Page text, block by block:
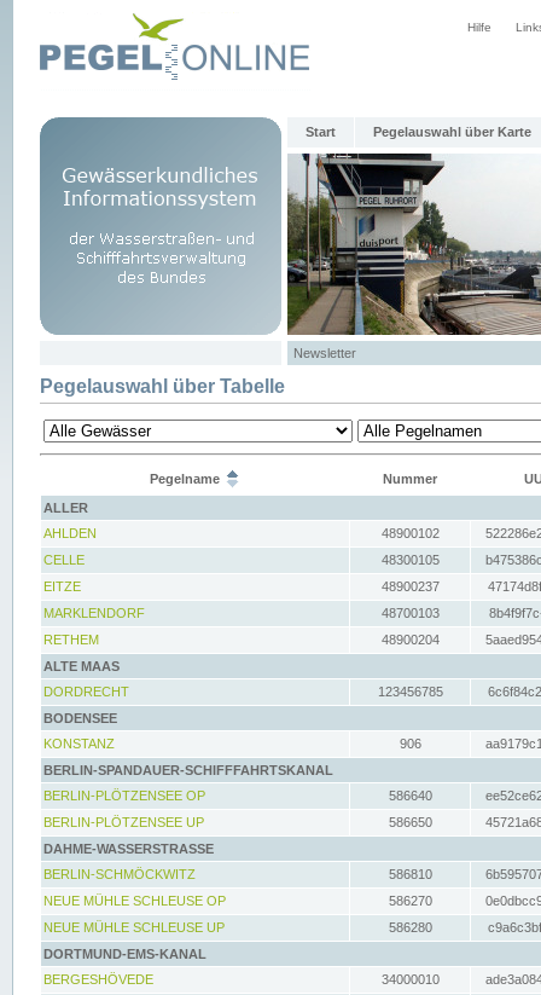
Hilfe
Start Pegelauswahl über Karte
Newsletter
Pegelauswahl über Tabelle
Pegelname Nummer
ALLER
AHLDEN
48900102
CELLE
48300105
EITZE
48900237
MARKLENDORF
48700103
RETHEM
48900204
ALTE MAAS
DORDRECHT
123456785
BODENSEE
KONSTANZ
906
BERLIN-SPANDAUER-SCHIFFFAHRTSKANAL
BERLIN-PLÖTZENSEE OP
586640
BERLIN-PLÖTZENSEE UP
586650
DAHME-WASSERSTRASSE
BERLIN-SCHMÖCKWITZ
586810
NEUE MÜHLE SCHLEUSE OP
586270
NEUE MÜHLE SCHLEUSE UP
586280
DORTMUND-EMS-KANAL
BERGESHÖVEDE
34000010